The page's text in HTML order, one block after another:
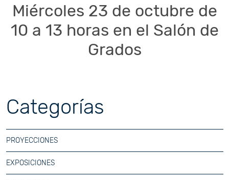
Miércoles 23 de octubre de
10 a 13 horas en el Salón de
Grados
Categorías
PROYECCIONES
EXPOSICIONES